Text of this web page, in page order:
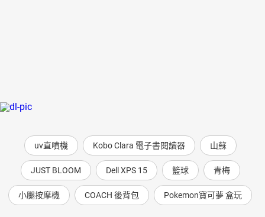
uv直噴機 Kobo Clara 電子書閱讀器 山蘇
JUST BLOOM Dell XPS 15 籃球 青梅
小腿按摩機 COACH 後背包 Pokemon寶可夢 盒玩